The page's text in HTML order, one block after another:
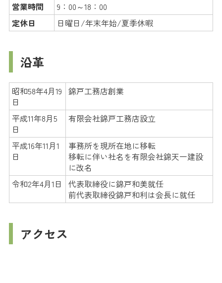
営業時間
9：00～18：00
定休日
日曜日/年末年始/夏季休暇
沿革
昭和58年4月19
日
錦戸工務店創業
平成11年8月5
日
有限会社錦戸工務店設立
平成16年11月1
日
事務所を現所在地に移転
移転に伴い社名を有限会社錦天一建設
に改名
令和2年4月1日
代表取締役に錦戸和美就任
前代表取締役錦戸和利は会長に就任
アクセス